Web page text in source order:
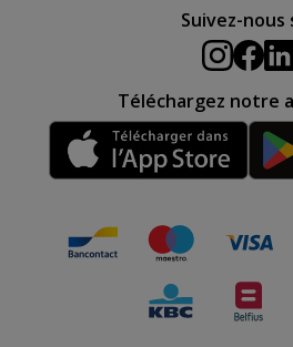
Suivez-nous
Téléchargez notre